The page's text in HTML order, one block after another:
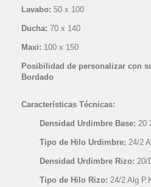
Lavabo: 50 x 100
Ducha: 70 x 140
Maxi: 100 x 150
Posibilidad de personalizar con
Bordado
Características Técnicas:
Densidad Urdimbre Base: 20
Tipo de Hilo Urdimbre: 24/2
Densidad Urdimbre Rizo: 20/
Tipo de Hilo Rizo: 24/2 Alg